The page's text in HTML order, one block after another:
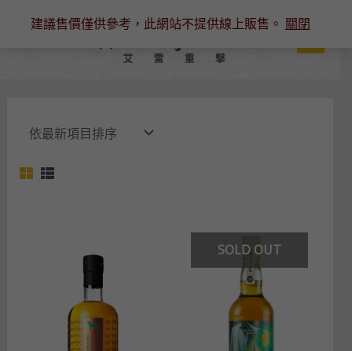
建議售價僅供參考，此網站不提供線上販售。 關閉
SOLD OUT